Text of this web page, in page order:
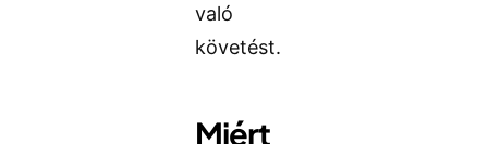
való
követést.
Miért